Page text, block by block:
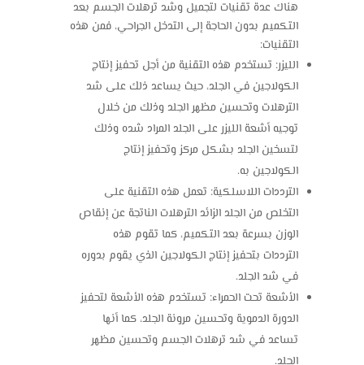
هناك عدة تقنيات لتجميل وشد ترهلات الجسم بعد
التكميم بدون الحاجة إلى التدخل الجراحي، فمن هذه
التقنيات:
الليزر: تستخدم هذه التقنية من أجل تحفيز إنتاج
الكولاجين في الجلد، حيث يساعد ذلك على شد
الترهلات وتحسين مظهر الجلد وذلك من خلال
توجيه أشعة الليزر على الجلد المراد شده وذلك
لتسخين الجلد بشكل مركز وتحفيز إنتاج
الكولاجين به.
الترددات اللاسلكية: تعمل هذه التقنية على
التخلص من الجلد الزائد الترهلات الناتجة عن إنقاص
الوزن بسرعة بعد التكميم، كما تقوم هذه
الترددات بتحفيز إنتاج الكولاجين الذي يقوم بدوره
في شد الجلد.
الأشعة تحت الحمراء: تستخدم هذه الأشعة لتحفيز
الدورة الدموية وتحسين مرونة الجلد، كما أنها
تساعد في شد ترهلات الجسم وتحسين مظهر